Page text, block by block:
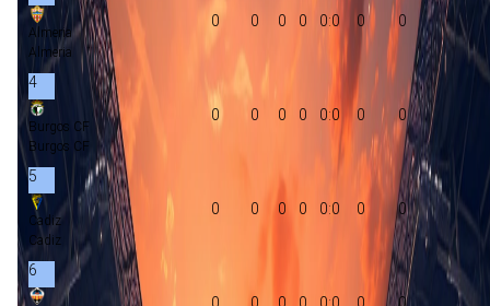
Almeria
Almeria
0 0 0 0 0:0 0 0
4
Burgos CF
Burgos CF
0 0 0 0 0:0 0 0
5
Cadiz
Cadiz
0 0 0 0 0:0 0 0
6